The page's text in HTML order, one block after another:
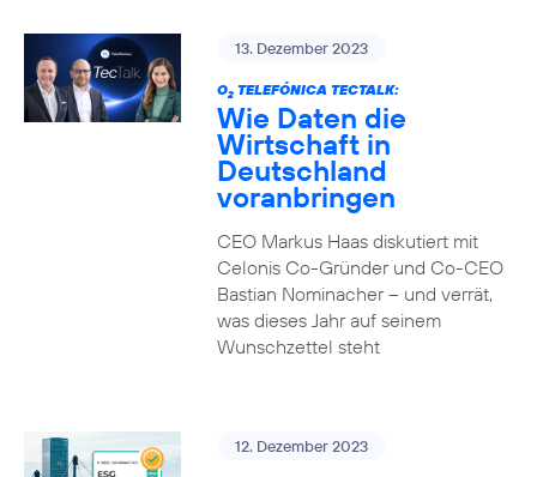
13. Dezember 2023
O2TELEFÓNICA TECTALK:
Wie Daten die
Wirtschaft in
Deutschland
voranbringen
CEO Markus Haas diskutiert mit
Celonis Co-Gründer und Co-CEO
Bastian Nominacher – und verrät,
was dieses Jahr auf seinem
Wunschzettel steht
12. Dezember 2023